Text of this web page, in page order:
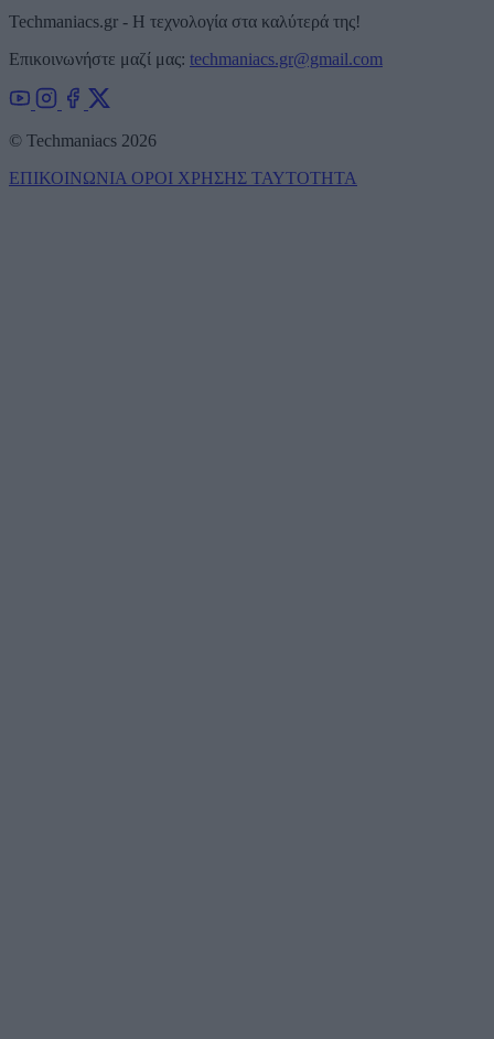
Techmaniacs.gr - Η τεχνολογία στα καλύτερά της!
Επικοινωνήστε μαζί μας: techmaniacs.gr@gmail.com
© Techmaniacs 2026
ΕΠΙΚΟΙΝΩΝΙΑ ΟΡΟΙ ΧΡΗΣΗΣ ΤΑΥΤΟΤΗΤΑ